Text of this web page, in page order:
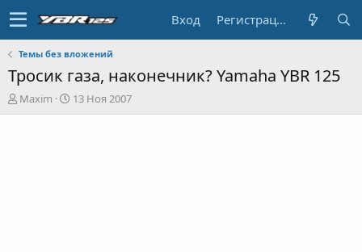
Вход Регистрация
Темы без вложений
Тросик газа, наконечник? Yamaha YBR 125
А
в
Maxim
Д
а
13 Ноя 2007